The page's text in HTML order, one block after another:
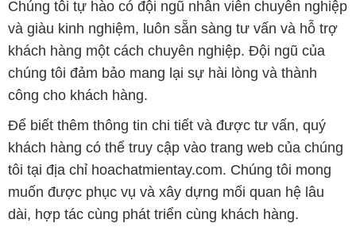
Chúng tôi tự hào có đội ngũ nhân viên chuyên nghiệp
và giàu kinh nghiệm, luôn sẵn sàng tư vấn và hỗ trợ
khách hàng một cách chuyên nghiệp. Đội ngũ của
chúng tôi đảm bảo mang lại sự hài lòng và thành
công cho khách hàng.
Để biết thêm thông tin chi tiết và được tư vấn, quý
khách hàng có thể truy cập vào trang web của chúng
tôi tại địa chỉ hoachatmientay.com. Chúng tôi mong
muốn được phục vụ và xây dựng mối quan hệ lâu
dài, hợp tác cùng phát triển cùng khách hàng.